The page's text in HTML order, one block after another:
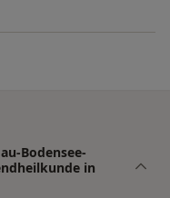
Bodensee-
in